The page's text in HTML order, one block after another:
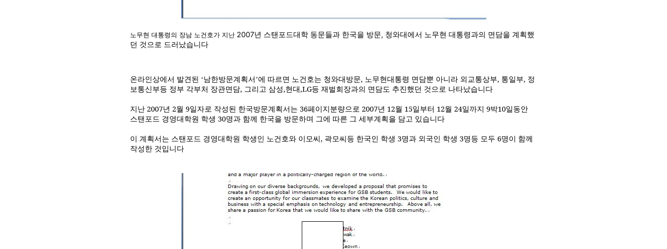
노무현 대통령의 장남 노건호가 지난 2007년 스탠포드대학 동문들과 한국을 방문, 청와대에서 노무현 대통령과의 면담을 계획했
던 것으로 드러났습니다
온라인상에서 발견된 ‘남한방문계획서’에 따르면 노건호는 청와대방문, 노무현대통령 면담뿐 아니라 외교통상부, 통일부, 정
보통신부등 정부 각부처 장관면담, 그리고 삼성,현대,LG등 재벌회장과의 면담도 추진했던 것으로 나타났습니다
지난 2007년 2월 9일자로 작성된 한국방문계획서는 36페이지분량으로 2007년 12월 15일부터 12월 24일까지 9박10일동안
스탠포드 경영대학원 학생 30명과 함께 한국을 방문하며 그에 따른 그 세부계획을 담고 있습니다
이 계획서는 스탠포드 경영대학원 학생인 노건호와 이모씨, 곽모씨등 한국인 학생 3명과 외국인 학생 3명등 모두 6명이 함께
작성한 것입니다